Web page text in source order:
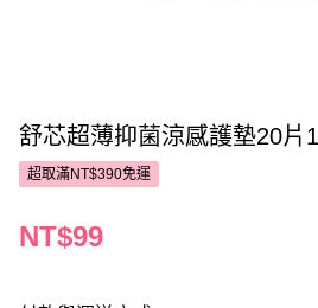
舒芯超薄抑菌涼感護墊20片
超取滿NT$390免運
NT$99